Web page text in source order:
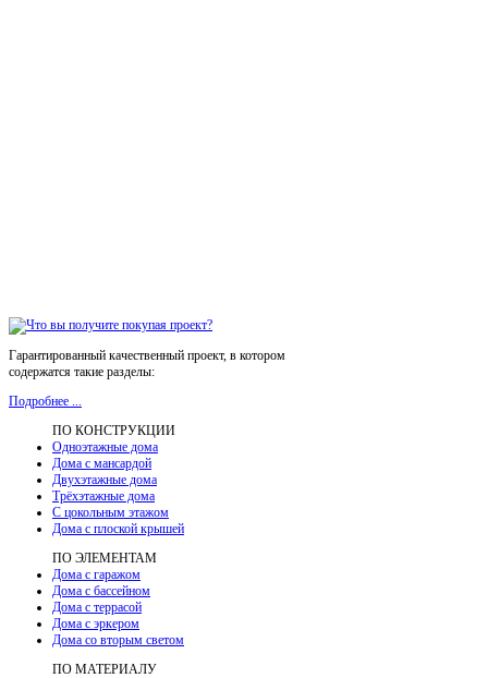
Гарантированный качественный проект, в котором
содержатся такие разделы:
Подробнее ...
ПО КОНСТРУКЦИИ
Одноэтажные дома
Дома с мансардой
Двухэтажные дома
Трёхэтажные дома
С цокольным этажом
Дома с плоской крышей
ПО ЭЛЕМЕНТАМ
Дома с гаражом
Дома с бассейном
Дома с террасой
Дома с эркером
Дома со вторым светом
ПО МАТЕРИАЛУ